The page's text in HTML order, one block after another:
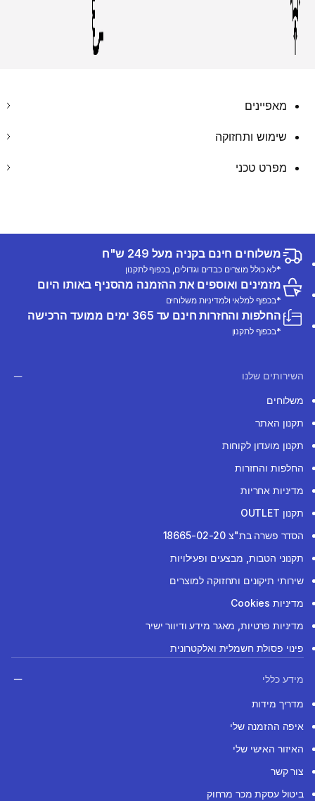
מאפיינים
שימוש ותחזוקה
מפרט טכני
משלוחים חינם בקניה מעל 249 ש"ח
*לא כולל מוצרים כבדים וגדולים, בכפוף לתקנון
מזמינים ואוספים את ההזמנה מהסניף באותו היום
*בכפוף למלאי ולמדיניות משלוחים
החלפות והחזרות חינם עד 365 ימים ממועד הרכישה
*בכפוף לתקנון
השירותים שלנו
משלוחים
תקנון האתר
תקנון מועדון לקוחות
החלפות והחזרות
מדיניות אחריות
תקנון OUTLET
הסדר פשרה בת"צ 18665-02-20
תקנוני הטבות, מבצעים ופעילויות
שירותי תיקונים ותחזוקה למוצרים
מדיניות Cookies
מדיניות פרטיות, מאגר מידע ודיוור ישיר
פינוי פסולת חשמלית ואלקטרונית
מידע כללי
מדריך מידות
איפה ההזמנה שלי
האיזור האישי שלי
צור קשר
ביטול עסקת מכר מרחוק